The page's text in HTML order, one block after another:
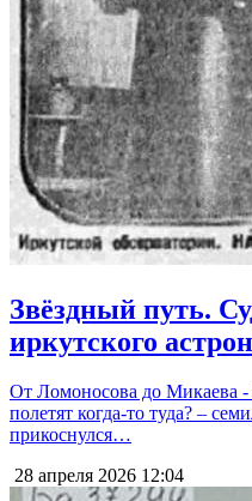
Звёздный путь.
иркутского
От Ломоносова до Микаева
полетят когда-то туда? –
прикоснулся…
28 апреля 2026 12:04